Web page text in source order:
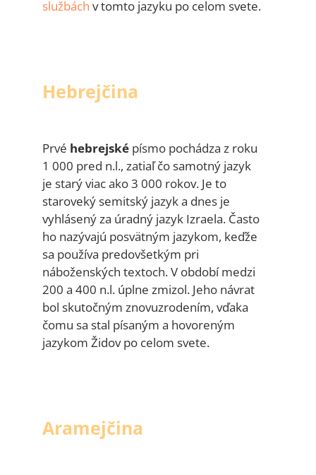
službách v tomto jazyku po celom svete.
Hebrejčina
Prvé hebrejské písmo pochádza z roku
1 000 pred n.l., zatiaľ čo samotný jazyk
je starý viac ako 3 000 rokov. Je to
staroveký semitský jazyk a dnes je
vyhlásený za úradný jazyk Izraela. Často
ho nazývajú posvätným jazykom, keďže
sa používa predovšetkým pri
náboženských textoch. V období medzi
200 a 400 n.l. úplne zmizol. Jeho návrat
bol skutočným znovuzrodením, vďaka
čomu sa stal písaným a hovoreným
jazykom Židov po celom svete.
Aramejčina